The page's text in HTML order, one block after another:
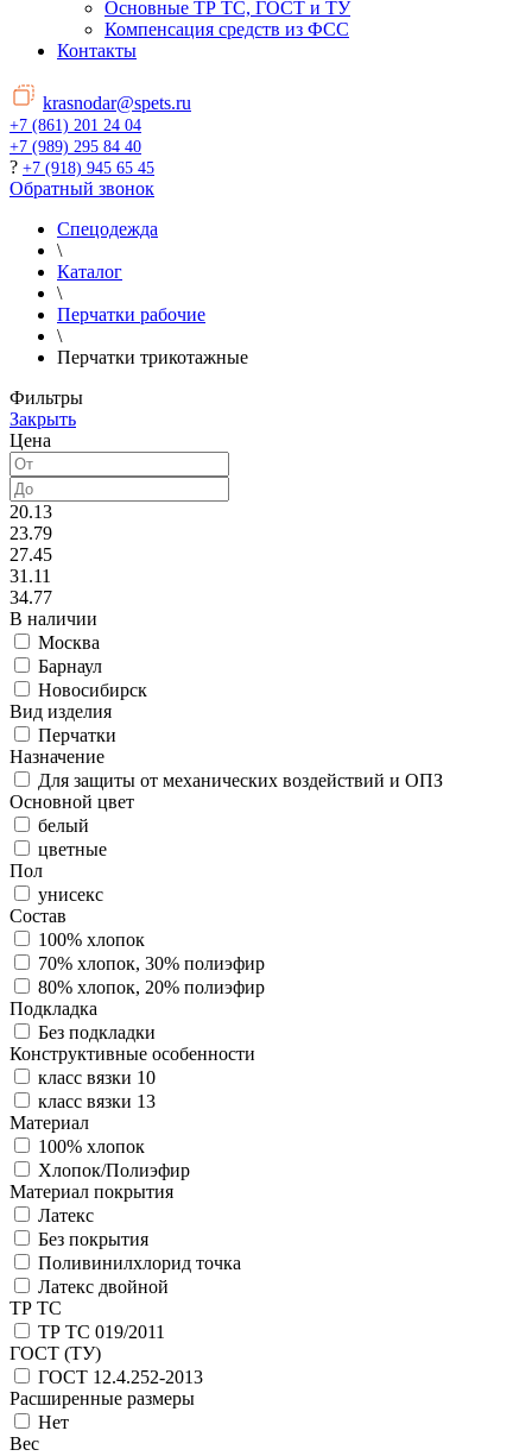
Основные ТР ТС, ГОСТ и ТУ
Компенсация средств из ФСС
Контакты
krasnodar@spets.ru
+7 (861) 201 24 04
+7 (989) 295 84 40
? +7 (918) 945 65 45
Обратный звонок
Спецодежда
\
Каталог
\
Перчатки рабочие
\
Перчатки трикотажные
Фильтры
Закрыть
Цена
20.13
23.79
27.45
31.11
34.77
В наличии
Москва
Барнаул
Новосибирск
Вид изделия
Перчатки
Назначение
Для защиты от механических воздействий и ОПЗ
Основной цвет
белый
цветные
Пол
унисекс
Состав
100% хлопок
70% хлопок, 30% полиэфир
80% хлопок, 20% полиэфир
Подкладка
Без подкладки
Конструктивные особенности
класс вязки 10
класс вязки 13
Материал
100% хлопок
Хлопок/Полиэфир
Материал покрытия
Латекс
Без покрытия
Поливинилхлорид точка
Латекс двойной
ТР ТС
ТР ТС 019/2011
ГОСТ (ТУ)
ГОСТ 12.4.252-2013
Расширенные размеры
Нет
Вес